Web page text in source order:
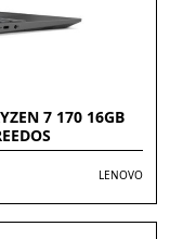
7 170 16GB
LENOVO